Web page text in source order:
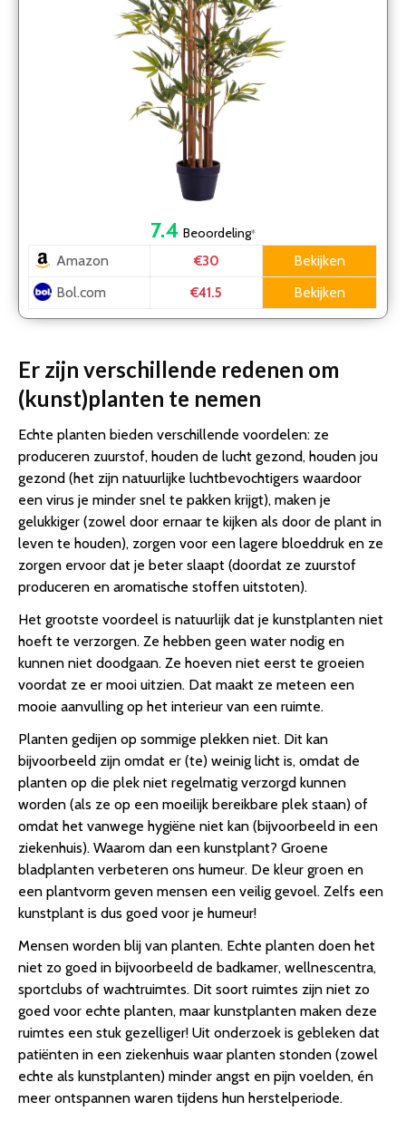
7.4 Beoordeling*
Amazon €30
Bekijken
Bol.com
€41.5 Bekijken
Er zijn verschillende redenen om
(kunst)planten te nemen
Echte planten bieden verschillende voordelen: ze
produceren zuurstof, houden de lucht gezond, houden jou
gezond (het zijn natuurlijke luchtbevochtigers waardoor
een virus je minder snel te pakken krijgt), maken je
gelukkiger (zowel door ernaar te kijken als door de plant in
leven te houden), zorgen voor een lagere bloeddruk en ze
zorgen ervoor dat je beter slaapt (doordat ze zuurstof
produceren en aromatische stoffen uitstoten).
Het grootste voordeel is natuurlijk dat je kunstplanten niet
hoeft te verzorgen. Ze hebben geen water nodig en
kunnen niet doodgaan. Ze hoeven niet eerst te groeien
voordat ze er mooi uitzien. Dat maakt ze meteen een
mooie aanvulling op het interieur van een ruimte.
Planten gedijen op sommige plekken niet. Dit kan
bijvoorbeeld zijn omdat er (te) weinig licht is, omdat de
planten op die plek niet regelmatig verzorgd kunnen
worden (als ze op een moeilijk bereikbare plek staan) of
omdat het vanwege hygiëne niet kan (bijvoorbeeld in een
ziekenhuis). Waarom dan een kunstplant? Groene
bladplanten verbeteren ons humeur. De kleur groen en
een plantvorm geven mensen een veilig gevoel. Zelfs een
kunstplant is dus goed voor je humeur!
Mensen worden blij van planten. Echte planten doen het
niet zo goed in bijvoorbeeld de badkamer, wellnescentra,
sportclubs of wachtruimtes. Dit soort ruimtes zijn niet zo
goed voor echte planten, maar kunstplanten maken deze
ruimtes een stuk gezelliger! Uit onderzoek is gebleken dat
patiënten in een ziekenhuis waar planten stonden (zowel
echte als kunstplanten) minder angst en pijn voelden, én
meer ontspannen waren tijdens hun herstelperiode.